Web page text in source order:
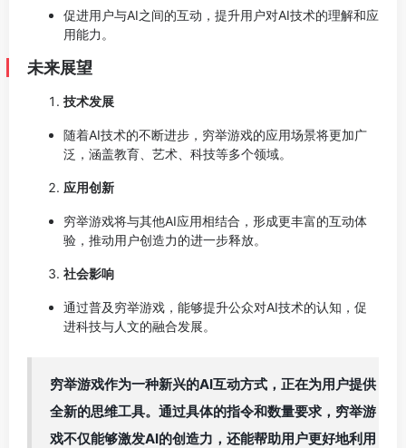
促进用户与AI之间的互动，提升用户对AI技术的理解和应
用能力。
未来展望
技术发展
随着AI技术的不断进步，穷举游戏的应用场景将更加广
泛，涵盖教育、艺术、科技等多个领域。
应用创新
穷举游戏将与其他AI应用相结合，形成更丰富的互动体
验，推动用户创造力的进一步释放。
社会影响
通过普及穷举游戏，能够提升公众对AI技术的认知，促
进科技与人文的融合发展。
穷举游戏作为一种新兴的AI互动方式，正在为用户提供
全新的思维工具。通过具体的指令和数量要求，穷举游
戏不仅能够激发AI的创造力，还能帮助用户更好地利用